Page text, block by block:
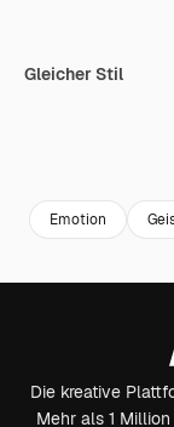
Gleicher Stil
Emotion
Die kreative
Mehr als 1